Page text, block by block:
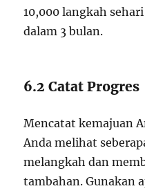
10,000 langkah
dalam 3 bulan.
6.2 Catat Progres
Mencatat kemajuan
Anda melihat
melangkah dan
tambahan. Gunakan